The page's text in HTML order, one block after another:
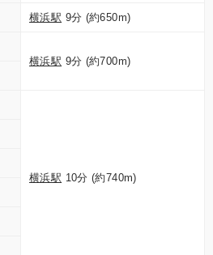
横浜駅 9分 (約650m)
横浜駅 9分 (約700m)
横浜駅 10分 (約740m)